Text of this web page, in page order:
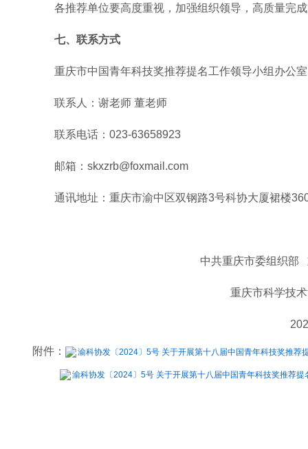
各推荐单位要高度重视，加强组织领导，高质量完
七、联系方式
重庆市中国青年科技奖推荐提名工作领导小组办公
联系人：谢老师 董老师
联系电话：023-63658923
邮箱：skxzrb@foxmail.com
通讯地址：重庆市渝中区双钢路3号科协大厦裙楼
中共重庆市委组织部
重庆市科学技
附件： 渝科协发〔2024〕5号 关于开展第十八届中国青年科技奖推荐
渝科协发〔2024〕5号 关于开展第十八届中国青年科技奖推荐提